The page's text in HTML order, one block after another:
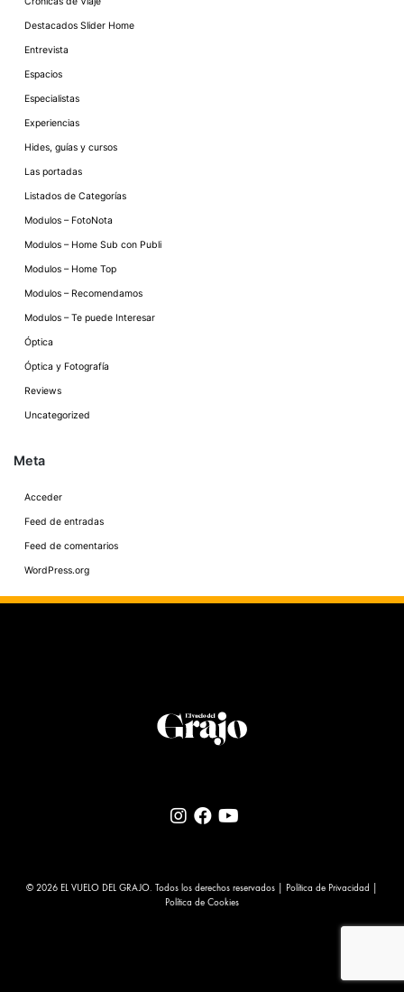
Destacados Slider Home
Entrevista
Espacios
Especialistas
Experiencias
Hides, guías y cursos
Las portadas
Listados de Categorías
Modulos – FotoNota
Modulos – Home Sub con Publi
Modulos – Home Top
Modulos – Recomendamos
Modulos – Te puede Interesar
Óptica
Óptica y Fotografía
Reviews
Uncategorized
Meta
Acceder
Feed de entradas
Feed de comentarios
WordPress.org
© 2026 EL VUELO DEL GRAJO. Todos los derechos reservados | Política de Privacidad
Política de Cookies